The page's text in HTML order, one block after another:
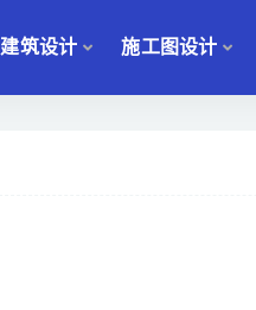
建筑设计 施工图设计